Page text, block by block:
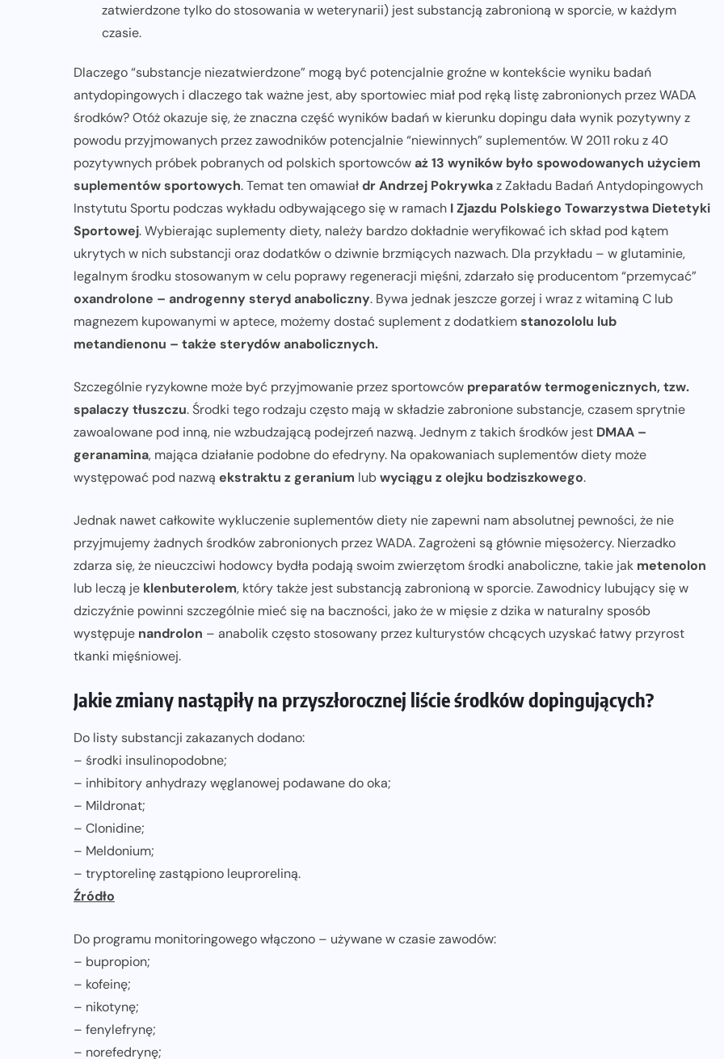
zatwierdzone tylko do stosowania w weterynarii) jest substancją zabronioną w sporcie, w każdym
czasie.
Dlaczego “substancje niezatwierdzone” mogą być potencjalnie groźne w kontekście wyniku badań
antydopingowych i dlaczego tak ważne jest, aby sportowiec miał pod ręką listę zabronionych przez WADA
środków? Otóż okazuje się, że znaczna część wyników badań w kierunku dopingu dała wynik pozytywny z
powodu przyjmowanych przez zawodników potencjalnie “niewinnych” suplementów. W 2011 roku z 40
pozytywnych próbek pobranych od polskich sportowcóważ 13 wyników było spowodowanych użyciem
suplementów sportowych. Temat ten omawiałdr Andrzej Pokrywkaz Zakładu Badań Antydopingowych
Instytutu Sportu podczas wykładu odbywającego się w ramach I Zjazdu Polskiego Towarzystwa Dietetyki
Sportowej. Wybierając suplementy diety, należy bardzo dokładnie weryfikować ich skład pod kątem
ukrytych w nich substancji oraz dodatków o dziwnie brzmiących nazwach. Dla przykładu – w glutaminie,
legalnym środku stosowanym w celu poprawy regeneracji mięśni, zdarzało się producentom “przemycać”
oxandrolone – androgenny steryd anaboliczny. Bywa jednak jeszcze gorzej i wraz z witaminą C lub
magnezem kupowanymi w aptece, możemy dostać suplement z dodatkiemstanozololu lub
metandienonu – także sterydów anabolicznych.
Szczególnie ryzykowne może być przyjmowanie przez sportowców preparatów termogenicznych, tzw.
spalaczy tłuszczu. Środki tego rodzaju często mają w składzie zabronione substancje, czasem sprytnie
zawoalowane pod inną, nie wzbudzającą podejrzeń nazwą. Jednym z takich środków jest DMAA –
geranamina, mająca działanie podobne do efedryny. Na opakowaniach suplementów diety może
występować pod nazwą ekstraktu z geranium lubwyciągu z olejku bodziszkowego.
Jednak nawet całkowite wykluczenie suplementów diety nie zapewni nam absolutnej pewności, że nie
przyjmujemy żadnych środków zabronionych przez WADA. Zagrożeni są głównie mięsożercy. Nierzadko
zdarza się, że nieuczciwi hodowcy bydła podają swoim zwierzętom środki anaboliczne, takie jak metenolon
lub leczą je klenbuterolem, który także jest substancją zabronioną w sporcie. Zawodnicy lubujący się w
dziczyźnie powinni szczególnie mieć się na baczności, jako że w mięsie z dzika w naturalny sposób
występuje nandrolon – anabolik często stosowany przez kulturystów chcących uzyskać łatwy przyrost
tkanki mięśniowej.
Jakie zmiany nastąpiły na przyszłorocznej liście środków dopingujących?
Do listy substancji zakazanych dodano:
– środki insulinopodobne;
– inhibitory anhydrazy węglanowej podawane do oka;
– Mildronat;
– Clonidine;
– Meldonium;
– tryptorelinę zastąpiono leuproreliną.
Źródło
Do programu monitoringowego włączono – używane w czasie zawodów:
– bupropion;
– kofeinę;
– nikotynę;
– fenylefrynę;
– norefedrynę;